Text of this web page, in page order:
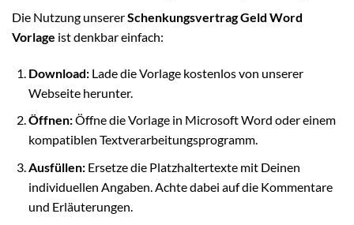
Die Nutzung unsererSchenkungsvertrag Geld Word
Vorlage ist denkbar einfach:
Download:Lade die Vorlage kostenlos von unserer
Webseite herunter.
Öffnen:Öffne die Vorlage in Microsoft Word oder einem
kompatiblen Textverarbeitungsprogramm.
Ausfüllen:Ersetze die Platzhaltertexte mit Deinen
individuellen Angaben. Achte dabei auf die Kommentare
und Erläuterungen.